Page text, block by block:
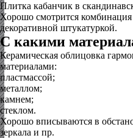
Плитка кабанчик в
Хорошо смотрится
декоративной штукатуркой.
С какими
Керамическая облицовка
материалами:
пластмассой;
металлом;
камнем;
стеклом.
Хорошо вписываются в
зеркала и пр.